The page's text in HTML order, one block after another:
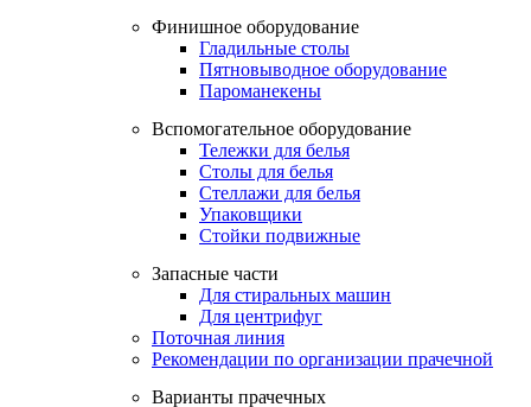
Финишное оборудование
Гладильные столы
Пятновыводное оборудование
Пароманекены
Вспомогательное оборудование
Тележки для белья
Столы для белья
Стеллажи для белья
Упаковщики
Стойки подвижные
Запасные части
Для стиральных машин
Для центрифуг
Поточная линия
Рекомендации по организации прачечной
Варианты прачечных